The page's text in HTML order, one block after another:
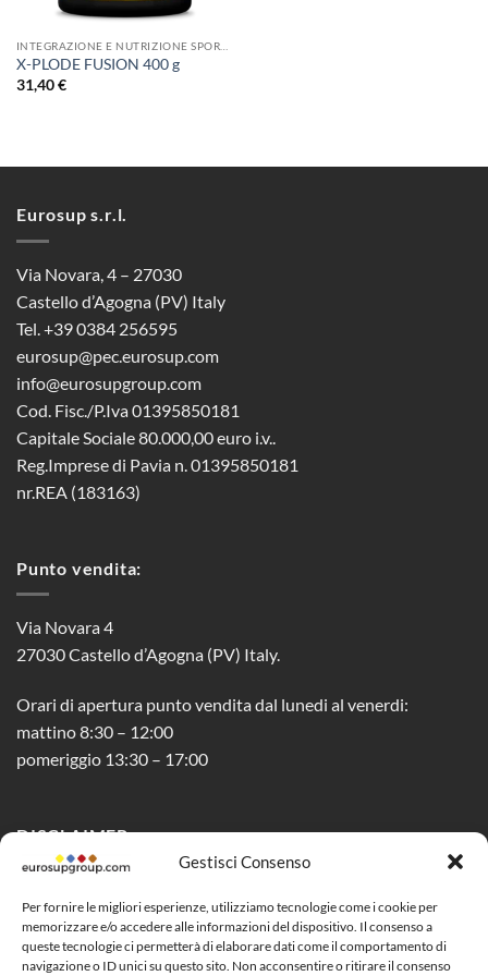
Gestisci Consenso
Per fornire le migliori esperienze, utilizziamo tecnologie come i cookie per
memorizzare e/o accedere alle informazioni del dispositivo. Il consenso a
queste tecnologie ci permetterà di elaborare dati come il comportamento di
navigazione o ID unici su questo sito. Non acconsentire o ritirare il consenso
X-PLODE FUSION 400 g
31,40€
Eurosup s.r.l.
Via Novara, 4 – 27030
Castello d’Agogna (PV) Italy
Tel. +39 0384 256595
eurosup@pec.eurosup.com
info@eurosupgroup.com
Cod. Fisc./P.Iva 01395850181
Capitale Sociale 80.000,00 euro i.v..
Reg.Imprese di Pavia n. 01395850181
nr.REA (183163)
Punto vendita:
Via Novara 4
27030 Castello d’Agogna (PV) Italy.
Orari di apertura punto vendita dal lunedi al venerdi:
mattino 8:30 – 12:00
pomeriggio 13:30 – 17:00
DISCLAIMER
Privacy Policy
Cookie Policy (UE)